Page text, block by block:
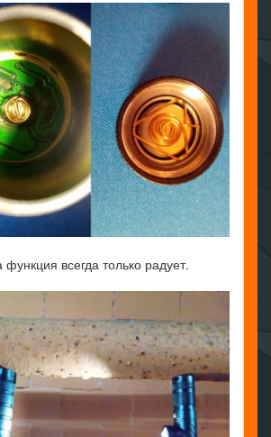
всегда только радует.